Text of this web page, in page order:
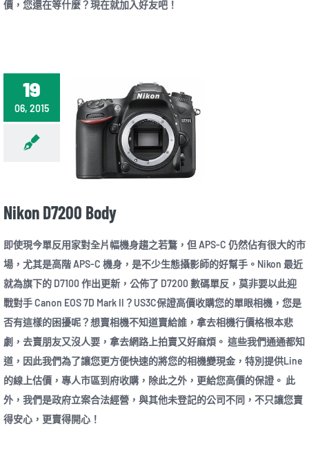
價，您還在等什麼？現在就加入好友吧！
19
06, 2015
Nikon D7200 Body
即使現今單反用家對全片幅機身趨之若鶩，但 APS-C 仍然佔有很大的市
場，尤其是高階 APS-C 機身，是不少生態攝影師的好幫手。Nikon 最近
就為旗下的 D7100 作出更新，公佈了 D7200 數碼單反，莫非要以此迎
戰對手 Canon EOS 7D Mark II？US3C保證高價收購您的單眼相機，您是
否有這樣的困擾呢？想賣相機不知道賣給誰，拿去相機行價格根本悲
劇，去賣朋友又沒人要，拿去網路上拍賣又好麻煩。 這些我們通通都知
道，因此我們為了讓您更方便快速的將您的相機變現金，特別提供Line
的線上估價，專人市區到府收購，除此之外，更給您高價的保證。 此
外，我們是政府立案合法經營，與其他未登記的公司不同，不只讓您賣
得安心，更賣得開心！